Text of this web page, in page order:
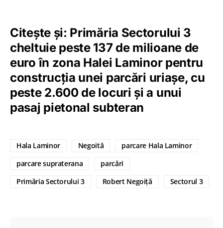
Citește și: Primăria Sectorului 3
cheltuie peste 137 de milioane de
euro în zona Halei Laminor pentru
construcția unei parcări uriașe, cu
peste 2.600 de locuri și a unui
pasaj pietonal subteran
Hala Laminor Negoită
parcare Hala Laminor
parcare supraterana
parcări
Primăria Sectorului 3
Robert Negoiță Sectorul 3